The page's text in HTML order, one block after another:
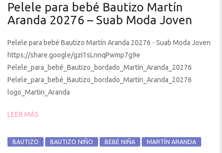
Pelele para bebé Bautizo Martín
Aranda 20276 – Suab Moda Joven
Pelele para bebé Bautizo Martín Aranda 20276 - Suab Moda Joven
https://share.google/gzI1sLnnqPwmp7g9e
Pelele_para_bebé_Bautizo_bordado_Martín_Aranda_20276
Pelele_para_bebé_Bautizo_bordado_Martín_Aranda_20276
logo_Martin_Aranda
LEER MÁS
BAUTIZO BAUTIZO NIÑO BEBÉ NIÑA MARTÍN ARANDA